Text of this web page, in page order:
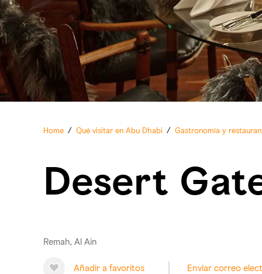
Home / Qué visitar en Abu Dhabi / Gastronomía y
Desert
Remah, Al Ain
Añadir a favoritos Enviar correo